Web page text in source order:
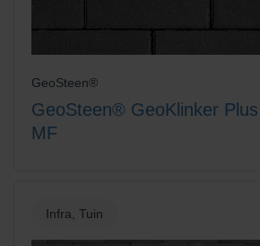
GeoSteen®
GeoSteen® GeoKlinker Plus
MF
Infra, Tuin